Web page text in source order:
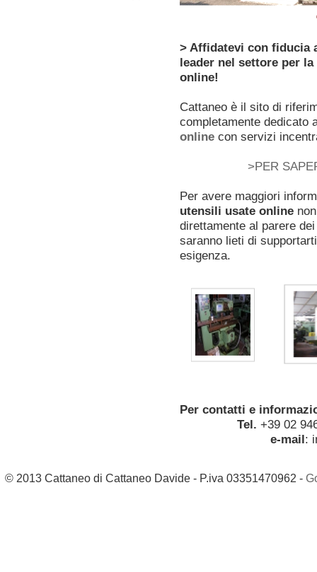
> Affidatevi con fiducia
leader nel settore per
online!
Cattaneo è il sito di
completamente dedicato
online con servizi
>PER
Per avere maggiori
utensili usate online
direttamente al parere
saranno lieti di
esigenza.
Per contatti e
Tel. +39 02
e-mail:
© 2013 Cattaneo di Cattaneo Davide - P.iva 03351470962 -